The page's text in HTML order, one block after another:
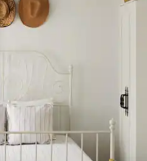
画面をタッチまたはスワイプして